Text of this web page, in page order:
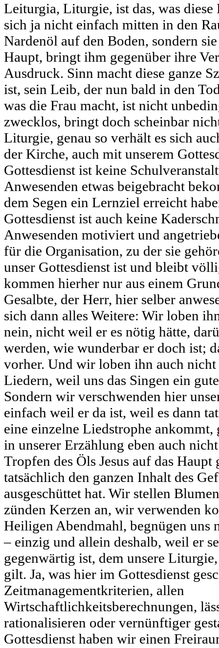
Leiturgia, Liturgie, ist das, was
sich ja nicht einfach mitten in den
Nardenöl auf den Boden, sondern
Haupt, bringt ihm gegenüber ihre
Ausdruck. Sinn macht diese ganze
ist, sein Leib, der nun bald in den
was die Frau macht, ist nicht
zwecklos, bringt doch scheinbar
Liturgie, genau so verhält es sich
der Kirche, auch mit unserem
Gottesdienst ist keine
Anwesenden etwas beigebracht
dem Segen ein Lernziel erreicht
Gottesdienst ist auch keine
Anwesenden motiviert und
für die Organisation, zu der sie
unser Gottesdienst ist und bleibt
kommen hierher nur aus einem
Gesalbte, der Herr, hier selber
sich dann alles Weitere: Wir loben
nein, nicht weil er es nötig hätte,
werden, wie wunderbar er doch ist;
vorher. Und wir loben ihn auch nicht
Liedern, weil uns das Singen ein
Sondern wir verschwenden hier
einfach weil er da ist, weil es dann
eine einzelne Liedstrophe ankommt,
in unserer Erzählung eben auch
Tropfen des Öls Jesus auf das
tatsächlich den ganzen Inhalt des
ausgeschüttet hat. Wir stellen
zünden Kerzen an, wir verwenden
Heiligen Abendmahl, begnügen
– einzig und allein deshalb, weil er
gegenwärtig ist, dem unsere
gilt. Ja, was hier im Gottesdienst
Zeitmanagementkriterien, allen
Wirtschaftlichkeitsberechnungen,
rationalisieren oder vernünftiger
Gottesdienst haben wir einen